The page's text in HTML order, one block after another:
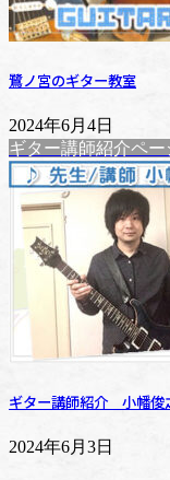
鷺ノ宮のギター教室
2024年6月4日
ギター講師紹介ペー
ギター講師紹介 小幡俊
2024年6月3日